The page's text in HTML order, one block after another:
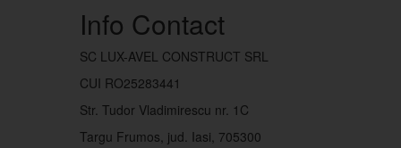
Info Contact
SC LUX-AVEL CONSTRUCT SRL
CUI RO25283441
Str. Tudor Vladimirescu nr. 1C
Targu Frumos, jud. Iasi, 705300